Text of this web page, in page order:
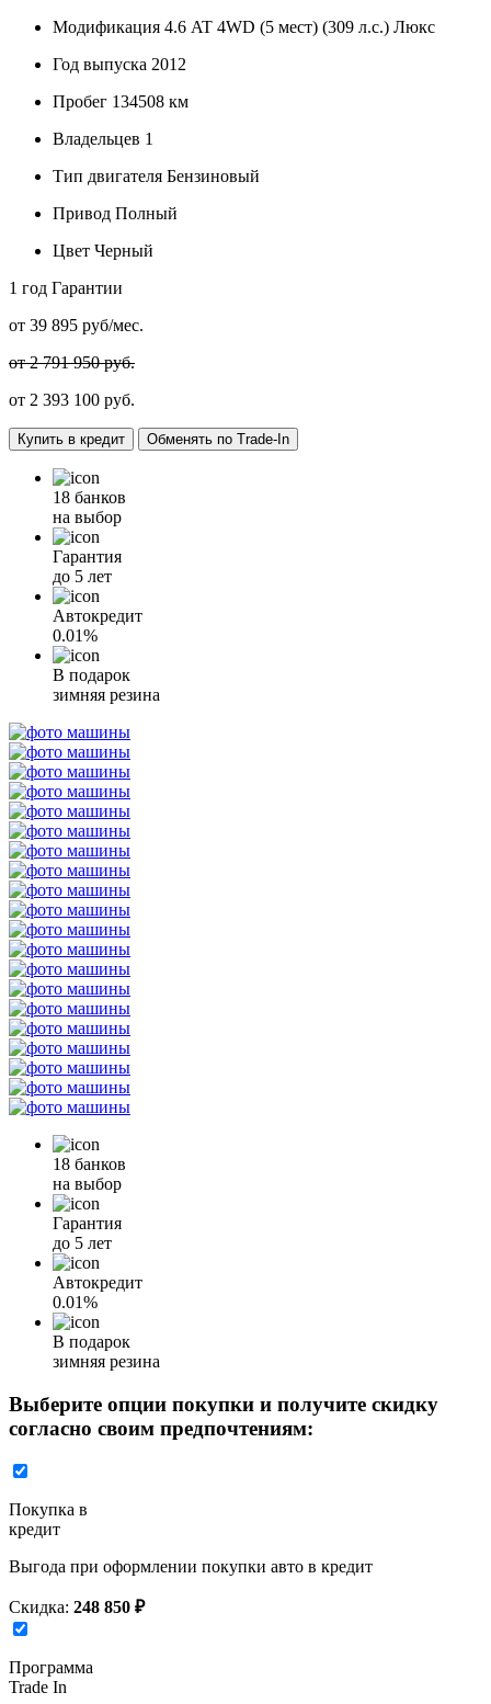
Модификация 4.6 AT 4WD (5 мест) (309 л.с.) Люкс
Год выпуска 2012
Пробег 134508 км
Владельцев 1
Тип двигателя Бензиновый
Привод Полный
Цвет Черный
1 год Гарантии
от 39 895 руб/мес.
от 2 791 950 руб.
от 2 393 100 руб.
Купить в кредит Обменять по Trade-In
18 банков
на выбор
Гарантия
до 5 лет
Автокредит
0.01%
В подарок
зимняя резина
18 банков
на выбор
Гарантия
до 5 лет
Автокредит
0.01%
В подарок
зимняя резина
Выберите опции покупки и получите скидку
согласно своим предпочтениям:
Покупка в
кредит
Выгода при оформлении покупки авто в кредит
Скидка: 248 850 ₽
Программа
Trade In